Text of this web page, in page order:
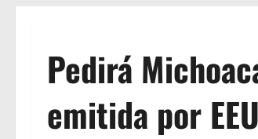
Pedirá
emitida por